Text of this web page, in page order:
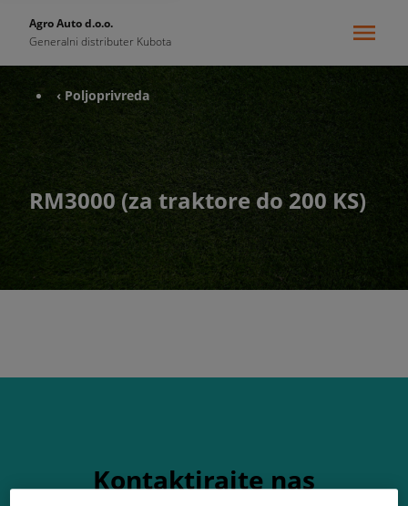
Agro Auto d.o.o.
Generalni distributer Kubota
‹ Poljoprivreda
RM3000 (za traktore do 200 KS)
Kontaktirajte nas